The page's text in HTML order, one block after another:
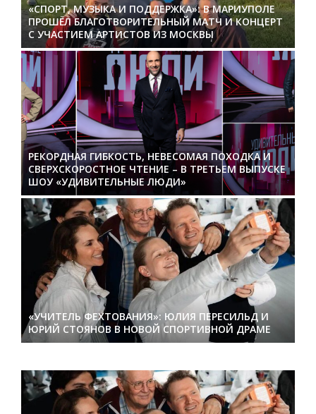
«СПОРТ, МУЗЫКА И ПОДДЕРЖКА»: В МАРИУПОЛЕ
ПРОШЁЛ БЛАГОТВОРИТЕЛЬНЫЙ МАТЧ И КОНЦЕРТ
С УЧАСТИЕМ АРТИСТОВ ИЗ МОСКВЫ
РЕКОРДНАЯ ГИБКОСТЬ, НЕВЕСОМАЯ ПОХОДКА И
СВЕРХСКОРОСТНОЕ ЧТЕНИЕ – В ТРЕТЬЕМ ВЫПУСКЕ
ШОУ «УДИВИТЕЛЬНЫЕ ЛЮДИ»
«УЧИТЕЛЬ ФЕХТОВАНИЯ»: ЮЛИЯ ПЕРЕСИЛЬД И
ЮРИЙ СТОЯНОВ В НОВОЙ СПОРТИВНОЙ ДРАМЕ